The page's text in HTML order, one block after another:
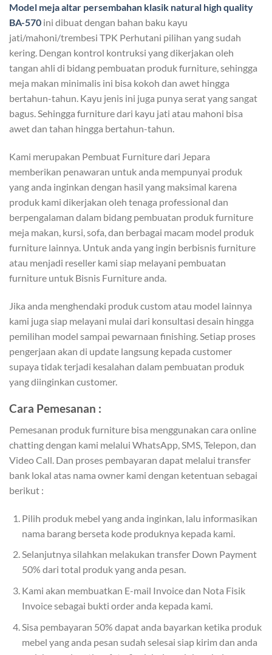
Model meja altar persembahan klasik natural high quality
BA-570 ini dibuat dengan bahan baku kayu
jati/mahoni/trembesi TPK Perhutani pilihan yang sudah
kering. Dengan kontrol kontruksi yang dikerjakan oleh
tangan ahli di bidang pembuatan produk furniture, sehingga
meja makan minimalis ini bisa kokoh dan awet hingga
bertahun-tahun. Kayu jenis ini juga punya serat yang sangat
bagus. Sehingga furniture dari kayu jati atau mahoni bisa
awet dan tahan hingga bertahun-tahun.
Kami merupakan Pembuat Furniture dari Jepara
memberikan penawaran untuk anda mempunyai produk
yang anda inginkan dengan hasil yang maksimal karena
produk kami dikerjakan oleh tenaga professional dan
berpengalaman dalam bidang pembuatan produk furniture
meja makan, kursi, sofa, dan berbagai macam model produk
furniture lainnya. Untuk anda yang ingin berbisnis furniture
atau menjadi reseller kami siap melayani pembuatan
furniture untuk Bisnis Furniture anda.
Jika anda menghendaki produk custom atau model lainnya
kami juga siap melayani mulai dari konsultasi desain hingga
pemilihan model sampai pewarnaan finishing. Setiap proses
pengerjaan akan di update langsung kepada customer
supaya tidak terjadi kesalahan dalam pembuatan produk
yang diinginkan customer.
Cara Pemesanan :
Pemesanan produk furniture bisa menggunakan cara online
chatting dengan kami melalui WhatsApp, SMS, Telepon, dan
Video Call. Dan proses pembayaran dapat melalui transfer
bank lokal atas nama owner kami dengan ketentuan sebagai
berikut :
Pilih produk mebel yang anda inginkan, lalu informasikan
nama barang berseta kode produknya kepada kami.
Selanjutnya silahkan melakukan transfer Down Payment
50% dari total produk yang anda pesan.
Kami akan membuatkan E-mail Invoice dan Nota Fisik
Invoice sebagai bukti order anda kepada kami.
Sisa pembayaran 50% dapat anda bayarkan ketika produk
mebel yang anda pesan sudah selesai siap kirim dan anda